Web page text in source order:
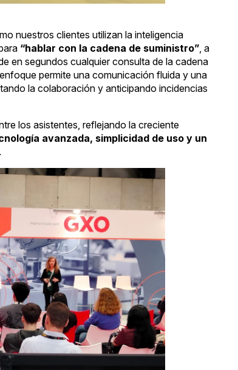
nuestros clientes utilizan la inteligencia
“hablar con la cadena de suministro”, a
en segundos cualquier consulta de la cadena
permite una comunicación fluida y una
la colaboración y anticipando incidencias
los asistentes, reflejando la creciente
avanzada, simplicidad de uso y un
.